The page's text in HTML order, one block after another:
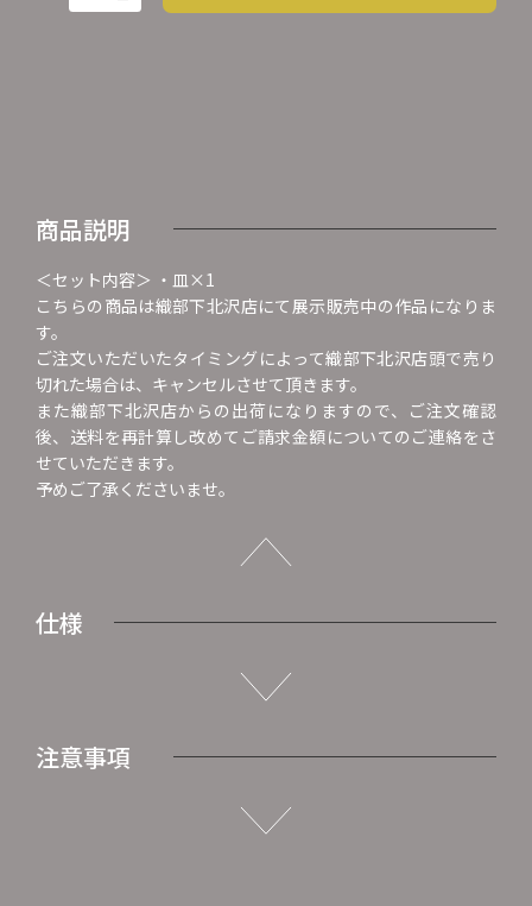
商品説明
＜セット内容＞ ・皿×1
こちらの商品は織部下北沢店にて展示販売中の作品になりま
す。
ご注文いただいたタイミングによって織部下北沢店頭で売り
切れた場合は、キャンセルさせて頂きます。
また織部下北沢店からの出荷になりますので、ご注文確認
後、送料を再計算し改めてご請求金額についてのご連絡をさ
せていただきます。
予めご了承くださいませ。
仕様
注意事項